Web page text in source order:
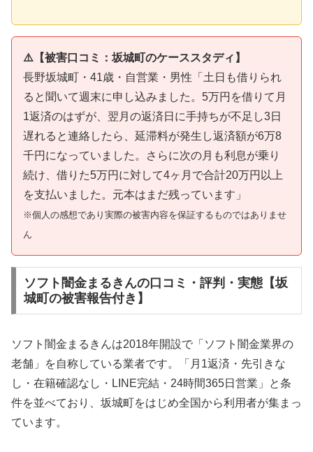
⚠️【被害口コミ：坂城町のケーススタディ】
長野坂城町・41歳・自営業・男性「土日も借りられ
ると聞いて週末に申し込みました。5万円を借りて月
1返済のはずが、翌月の返済日に手持ちが不足し3日
遅れると連絡したら、延滞料が発生し返済額が6万8
千円になっていました。さらに次の月も利息が乗り
続け、借りた5万円に対して4ヶ月で合計20万円以上
を支払いました。元本はまだ残っています」
※個人の感想であり実際の被害内容を保証するものではありませ
ん
ソフト闇金まるきんの口コミ・評判・実態【坂
城町の被害報告付き】
ソフト闇金まるきんは2018年開設で「ソフト闇金業界の
老舗」を自称している業者です。「月1返済・先引きな
し・在籍確認なし・LINE完結・24時間365日営業」と条
件を並べており、坂城町をはじめ全国から利用者が集まっ
ています。